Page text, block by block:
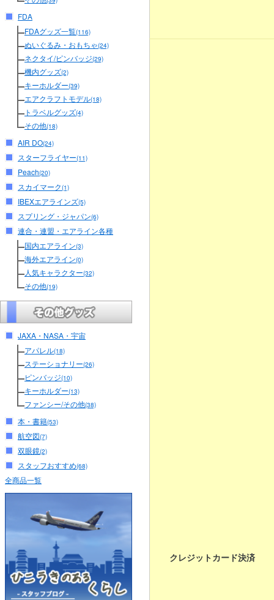
FDA
FDAグッズ一覧(116)
ぬいぐるみ・おもちゃ(24)
ネクタイ/ピンバッジ(29)
機内グッズ(2)
キーホルダー(39)
エアクラフトモデル(18)
トラベルグッズ(4)
その他(18)
AIR DO(24)
スターフライヤー(11)
Peach(20)
スカイマーク(1)
IBEXエアラインズ(5)
スプリング・ジャパン(6)
連合・連盟・エアライン各種
国内エアライン(3)
海外エアライン(0)
人気キャラクター(32)
その他(19)
JAXA・NASA・宇宙
アパレル(18)
ステーショナリー(26)
ピンバッジ(10)
キーホルダー(13)
ファンシー/その他(38)
本・書籍(53)
航空図(7)
双眼鏡(2)
スタッフおすすめ(68)
全商品一覧
クレジットカード決済